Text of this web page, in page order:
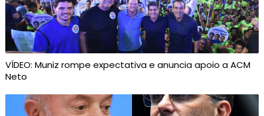
VÍDEO: Muniz rompe expectativa e anuncia apoio a ACM
Neto